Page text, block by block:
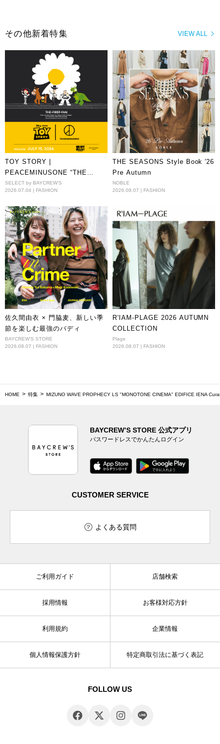
VIEW ALL
その他新着特集
TOY STORY |
PEACEMINUSONE “THE
FIRST FAN” EXCLUSIVE IN
JAPAN!
SELECT by BAYCREW'S
2026.07.04 | FASHION
THE SEASONS Style Book '26
Pre Autumn
NOBLE
2026.08.07 | FASHION
佐久間由衣 × 門脇麦、新しい季
節を楽しむ最強のバディ
BAYCREW'S STORE
2026.08.07 | FASHION
R'IAM-PLAGE 2026 AUTUMN
COLLECTION
Plage
2026.08.07 | FASHION
HOME 特集 MIZUNO WAVE PROPHECY LS "MONOTONE CINEMA" EDIFICE IENA
BAYCREW’S STORE 公式アプリ
パスワードレスでかんたんログイン
CUSTOMER SERVICE
よくある質問
ご利用ガイド 店舗検索
採用情報 お客様対応方針
利用規約 企業情報
個人情報保護方針 特定商取引法に基づく表記
FOLLOW US